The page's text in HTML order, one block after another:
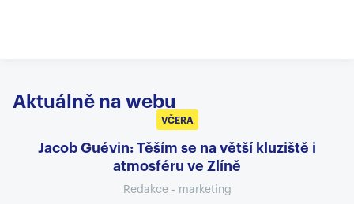
Aktuálně na webu
VČERA
Jacob Guévin: Těším se na větší kluziště i
atmosféru ve Zlíně
Redakce - marketing